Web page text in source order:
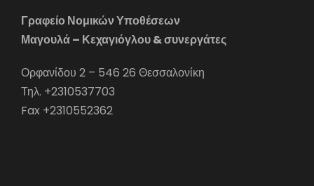
Γραφείο Νομικών Υποθέσεων
Μαγουλά – Κεχαγιόγλου & συνεργάτες
Ορφανίδου 2 – 546 26 Θεσσαλονίκη
Τηλ. +2310537703
Fax +2310552362